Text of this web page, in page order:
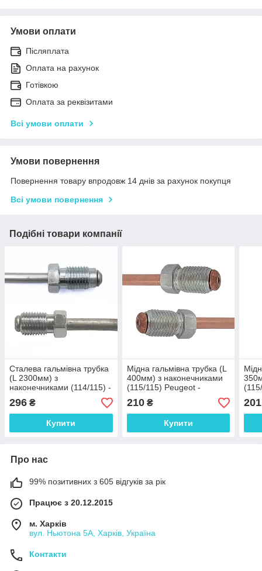
Умови оплати
Післяплата
Оплата на рахунок
Готівкою
Оплата за реквізитами
Всі умови оплати
Умови повернення
Повернення товару впродовж 14 днів за рахунок покупця
Всі умови повернення
Подібні товари компанії
Сталева гальмівна трубка
(L 2300мм) з
наконечниками (114/115) -
WP281Zn
296 ₴
Купити
Мідна гальмівна трубка (L
400мм) з наконечниками
(115/115) Peugeot -
WP269Cu
210₴
Купити
201
Про нас
99% позитивних з 605 відгуків за рік
Працює з 20.12.2015
м. Харків
вул. Ньютона 5А, Харків, Україна
Контакти